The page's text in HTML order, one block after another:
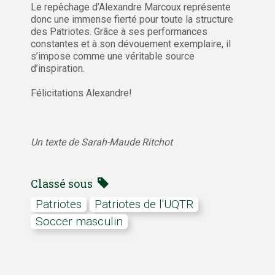
Le repêchage d’Alexandre Marcoux représente
donc une immense fierté pour toute la structure
des Patriotes. Grâce à ses performances
constantes et à son dévouement exemplaire, il
s’impose comme une véritable source
d’inspiration.
Félicitations Alexandre!
Un texte de Sarah-Maude Ritchot
Classé sous
Patriotes
Patriotes de l'UQTR
Soccer masculin